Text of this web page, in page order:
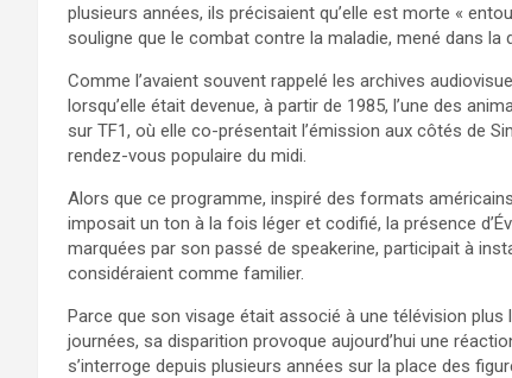
plusieurs années, ils précisaient qu’elle est morte «
souligne que le combat contre la maladie, mené dans
Comme l’avaient souvent rappelé les archives
lorsqu’elle était devenue, à partir de 1985, l’une des
sur TF1, où elle co-présentait l’émission aux côtés de
rendez-vous populaire du midi.
Alors que ce programme, inspiré des formats
imposait un ton à la fois léger et codifié, la présence
marquées par son passé de speakerine, participait à
considéraient comme familier.
Parce que son visage était associé à une télévision
journées, sa disparition provoque aujourd’hui une
s’interroge depuis plusieurs années sur la place des